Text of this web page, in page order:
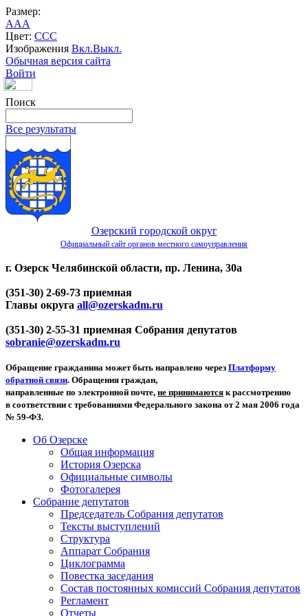
Размер:
AAA
Цвет: CCC
Изображения Вкл.Выкл.
Обычная версия сайта
Войти
Поиск
Все результаты
Озерский городской округ
Официальный сайт органов местного самоуправления
г. Озерск Челябинской области, пр. Ленина, 30а
(351-30) 2-69-73 приемная
Главы округа all@ozerskadm.ru
(351-30) 2-55-31 приемная Собрания депутатов
sobranie@ozerskadm.ru
Обращение гражданина может быть направлено через Платформу
обратной связи. Обращения граждан,
направленные по электронной почте, не принимаются к рассмотрению
в соответствии с требованиями Федерального закона от 2 мая 2006 года
№ 59-ФЗ.
Об Озерске
Общая информация
История Озерска
Официальные символы
Фотогалерея
Собрание депутатов
Председатель Собрания депутатов
Тексты выступлений
Структура
Аппарат Собрания
Циклограмма
Повестка заседания
Состав постоянных комиссий Собрания депутатов
Регламент
Отчеты